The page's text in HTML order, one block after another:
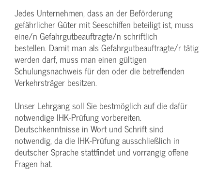
Jedes Unternehmen, dass an der Beförderung
gefährlicher Güter mit Seeschiffen beteiligt ist, muss
eine/n Gefahrgutbeauftragte/n schriftlich
bestellen. Damit man als Gefahrgutbeauftragte/r tätig
werden darf, muss man einen gültigen
Schulungsnachweis für den oder die betreffenden
Verkehrsträger besitzen.
Unser Lehrgang soll Sie bestmöglich auf die dafür
notwendige IHK-Prüfung vorbereiten.
Deutschkenntnisse in Wort und Schrift sind
notwendig, da die IHK-Prüfung ausschließlich in
deutscher Sprache stattfindet und vorrangig offene
Fragen hat.